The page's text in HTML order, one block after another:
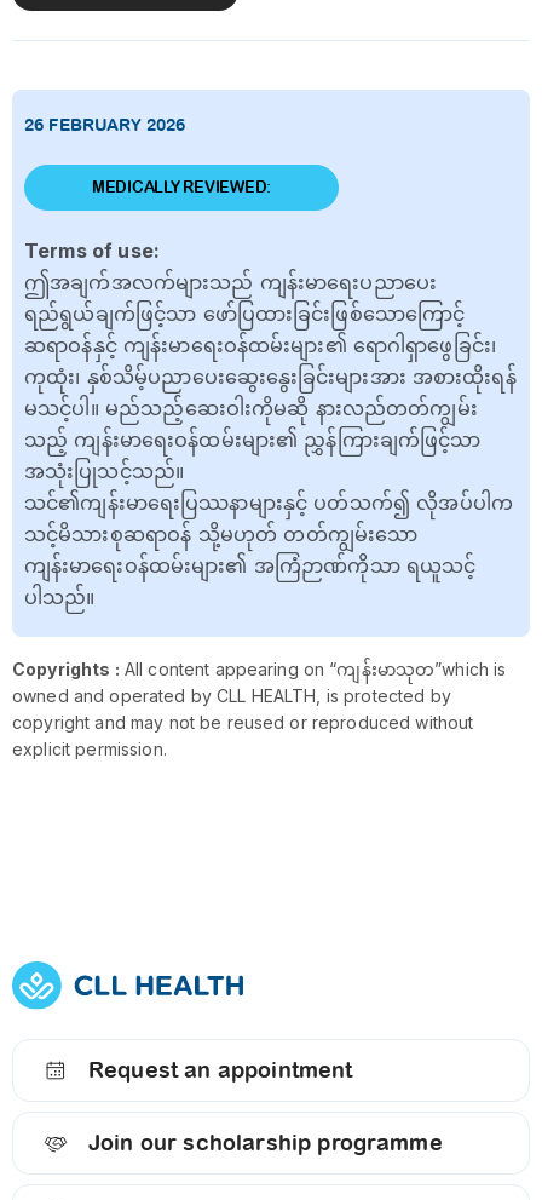
26 FEBRUARY 2026
MEDICALLY REVIEWED:
Terms of use:
ဤအချက်အလက်များသည် ကျန်းမာရေးပညာပေး
ရည်ရွယ်ချက်ဖြင့်သာ ဖော်ပြထားခြင်းဖြစ်သောကြောင့်
ဆရာဝန်နှင့် ကျန်းမာရေးဝန်ထမ်းများ၏ ရောဂါရှာဖွေခြင်း၊
ကုထုံး၊ နှစ်သိမ့်ပညာပေးဆွေးနွေးခြင်းများအား အစားထိုးရန်
မသင့်ပါ။ မည်သည့်ဆေးဝါးကိုမဆို နားလည်တတ်ကျွမ်း
သည့် ကျန်းမာရေးဝန်ထမ်းများ၏ ညွှန်ကြားချက်ဖြင့်သာ
အသုံးပြုသင့်သည်။
သင်၏ကျန်းမာရေးပြဿနာများနှင့် ပတ်သက်၍ လိုအပ်ပါက
သင့်မိသားစုဆရာဝန် သို့မဟုတ် တတ်ကျွမ်းသော
ကျန်းမာရေးဝန်ထမ်းများ၏ အကြံဉာဏ်ကိုသာ ရယူသင့်
ပါသည်။
Copyrights : All content appearing on “ကျန်းမာသုတ”which is
owned and operated by CLL HEALTH, is protected by
copyright and may not be reused or reproduced without
explicit permission.
Request an appointment
Join our scholarship programme